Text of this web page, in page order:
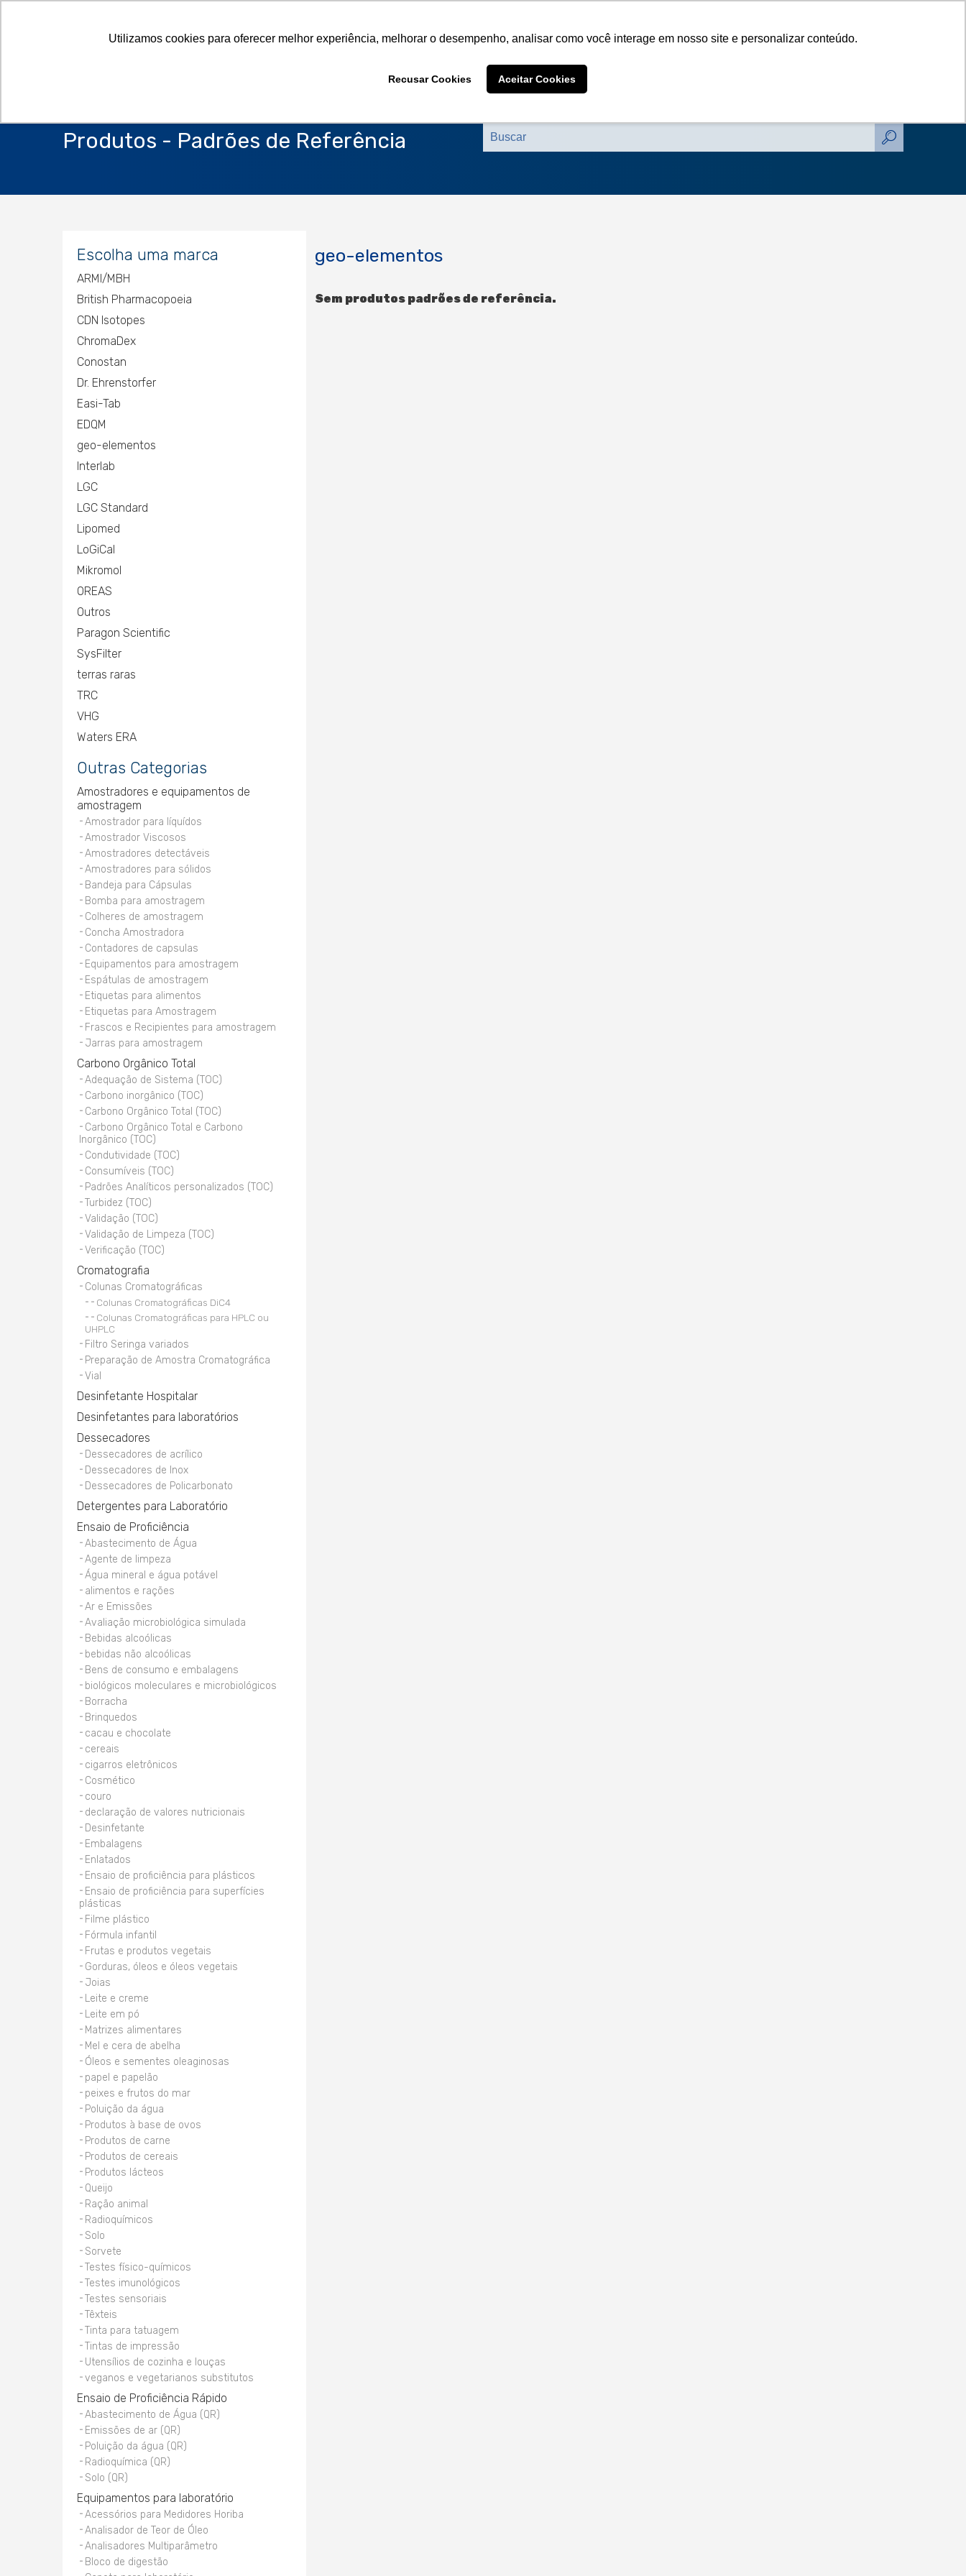
Utilizamos cookies para oferecer melhor experiência, melhorar o desempenho, analisar como você interage em nosso site e personalizar conteúdo.
Recusar Cookies Aceitar Cookies
Sobre a CMS
Produtos Marcas Representadas Catálogos Contato Blog
Produtos - Padrões de Referência
geo-elementos
Sem produtos padrões de referência.
Escolha uma marca
ARMI/MBH
British Pharmacopoeia
CDN Isotopes
ChromaDex
Conostan
Dr. Ehrenstorfer
Easi-Tab
EDQM
geo-elementos
Interlab
LGC
LGC Standard
Lipomed
LoGiCal
Mikromol
OREAS
Outros
Paragon Scientific
SysFilter
terras raras
TRC
VHG
Waters ERA
Outras Categorias
Amostradores e equipamentos de
amostragem
Amostrador para líquídos
Amostrador Viscosos
Amostradores detectáveis
Amostradores para sólidos
Bandeja para Cápsulas
Bomba para amostragem
Colheres de amostragem
Concha Amostradora
Contadores de capsulas
Equipamentos para amostragem
Espátulas de amostragem
Etiquetas para alimentos
Etiquetas para Amostragem
Frascos e Recipientes para amostragem
Jarras para amostragem
Carbono Orgânico Total
Adequação de Sistema (TOC)
Carbono inorgânico (TOC)
Carbono Orgânico Total (TOC)
Carbono Orgânico Total e Carbono
Inorgânico (TOC)
Condutividade (TOC)
Consumíveis (TOC)
Padrões Analíticos personalizados (TOC)
Turbidez (TOC)
Validação (TOC)
Validação de Limpeza (TOC)
Verificação (TOC)
Cromatografia
Colunas Cromatográficas
Colunas Cromatográficas DiC4
Colunas Cromatográficas para HPLC ou
UHPLC
Filtro Seringa variados
Preparação de Amostra Cromatográfica
Vial
Desinfetante Hospitalar
Desinfetantes para laboratórios
Dessecadores
Dessecadores de acrílico
Dessecadores de Inox
Dessecadores de Policarbonato
Detergentes para Laboratório
Ensaio de Proficiência
Abastecimento de Água
Agente de limpeza
Água mineral e água potável
alimentos e rações
Ar e Emissões
Avaliação microbiológica simulada
Bebidas alcoólicas
bebidas não alcoólicas
Bens de consumo e embalagens
biológicos moleculares e microbiológicos
Borracha
Brinquedos
cacau e chocolate
cereais
cigarros eletrônicos
Cosmético
couro
declaração de valores nutricionais
Desinfetante
Embalagens
Enlatados
Ensaio de proficiência para plásticos
Ensaio de proficiência para superfícies
plásticas
Filme plástico
Fórmula infantil
Frutas e produtos vegetais
Gorduras, óleos e óleos vegetais
Joias
Leite e creme
Leite em pó
Matrizes alimentares
Mel e cera de abelha
Óleos e sementes oleaginosas
papel e papelão
peixes e frutos do mar
Poluição da água
Produtos à base de ovos
Produtos de carne
Produtos de cereais
Produtos lácteos
Queijo
Ração animal
Radioquímicos
Solo
Sorvete
Testes físico-químicos
Testes imunológicos
Testes sensoriais
Têxteis
Tinta para tatuagem
Tintas de impressão
Utensílios de cozinha e louças
veganos e vegetarianos substitutos
Ensaio de Proficiência Rápido
Abastecimento de Água (QR)
Emissões de ar (QR)
Poluição da água (QR)
Radioquímica (QR)
Solo (QR)
Equipamentos para laboratório
Acessórios para Medidores Horiba
Analisador de Teor de Óleo
Analisadores Multiparâmetro
Bloco de digestão